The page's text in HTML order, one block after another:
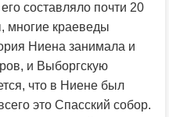
составляло почти 20
многие краеведы
Ниена занимала и
и Выборгскую
что в Ниене был
это Спасский собор.